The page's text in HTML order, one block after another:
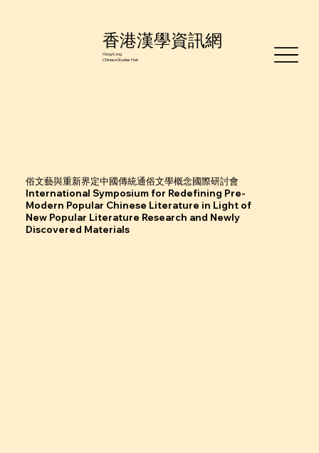
香港漢學資訊網
Hong Kong
Chinese Studies Hub
俗文藝與重新界定中國傳統通俗文學概念國際研討會
International Symposium for Redefining Pre-
Modern Popular Chinese Literature in Light of
New Popular Literature Research and Newly
Discovered Materials